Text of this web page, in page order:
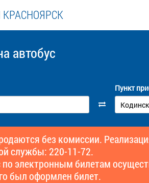
автобус
Пункт
без комиссии.
службы: 220-11-72.
по электронным билетам
был оформлен билет.